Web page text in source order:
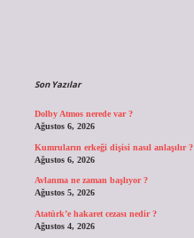
Son Yazılar
Dolby Atmos nerede var ?
Ağustos 6, 2026
Kumruların erkeği dişisi nasıl anlaşılır ?
Ağustos 6, 2026
Avlanma ne zaman başlıyor ?
Ağustos 5, 2026
Atatürk’e hakaret cezası nedir ?
Ağustos 4, 2026